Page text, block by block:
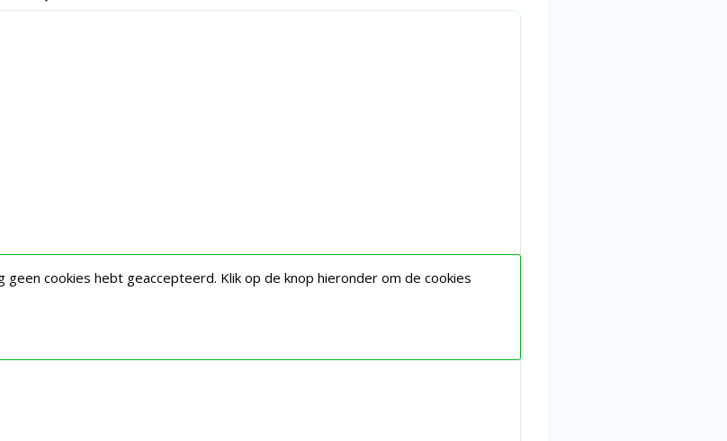
geen cookies hebt geaccepteerd. Klik op de knop hieronder om de cookies